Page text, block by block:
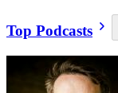
Top Podcasts